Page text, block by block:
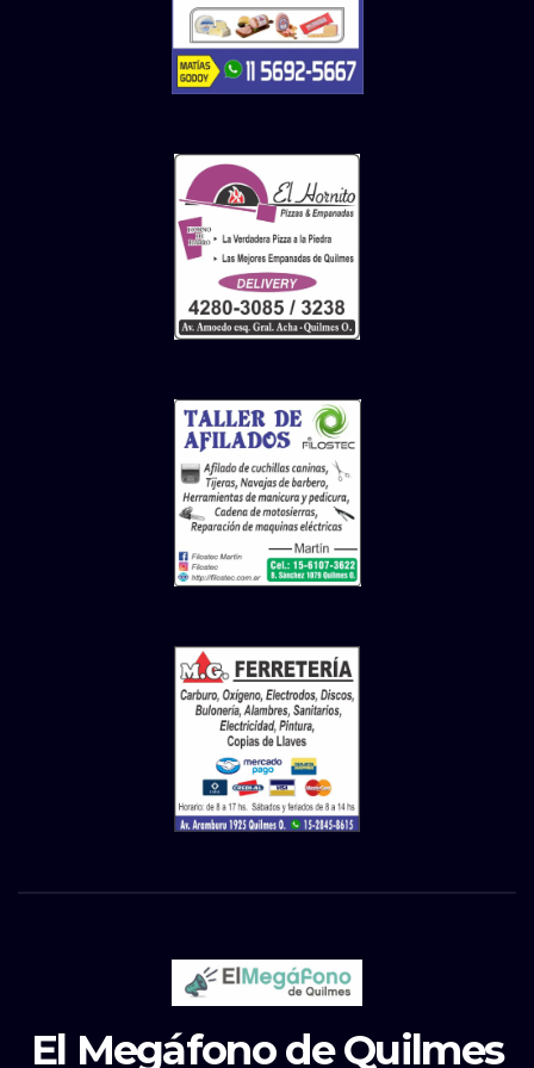
El Megáfono de Quilmes